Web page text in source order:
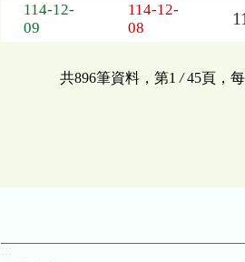
114-12-
09
114-12-
08
共896筆資料，第1 /45頁，